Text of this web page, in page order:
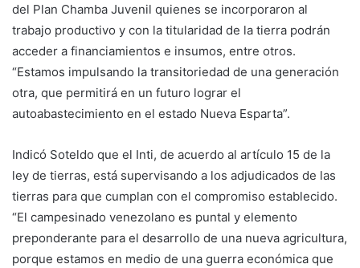
del Plan Chamba Juvenil quienes se incorporaron al
trabajo productivo y con la titularidad de la tierra podrán
acceder a financiamientos e insumos, entre otros.
“Estamos impulsando la transitoriedad de una generación
otra, que permitirá en un futuro lograr el
autoabastecimiento en el estado Nueva Esparta”.
Indicó Soteldo que el Inti, de acuerdo al artículo 15 de la
ley de tierras, está supervisando a los adjudicados de las
tierras para que cumplan con el compromiso establecido.
“El campesinado venezolano es puntal y elemento
preponderante para el desarrollo de una nueva agricultura,
porque estamos en medio de una guerra económica que